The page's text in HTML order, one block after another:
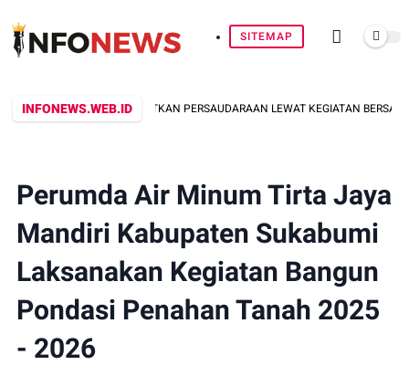
SITEMAP
INFONEWS.WEB.ID
BANTENG KOTA ERATKAN PERSAUDARAAN LEWAT KEGIATAN BERSAMA
Perumda Air Minum Tirta Jaya
Mandiri Kabupaten Sukabumi
Laksanakan Kegiatan Bangun
Pondasi Penahan Tanah 2025
- 2026